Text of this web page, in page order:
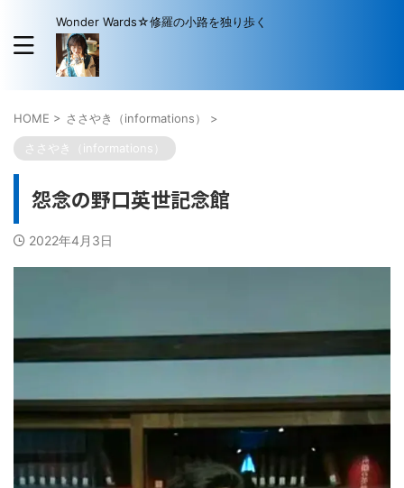
Wonder Wards☆修羅の小路を独り歩く
HOME > ささやき（informations） >
ささやき（informations）
怨念の野口英世記念館
2022年4月3日